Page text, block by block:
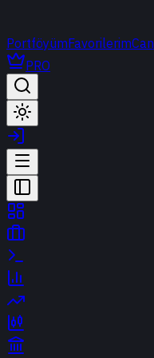
PortföyümFavorilerim
PRO